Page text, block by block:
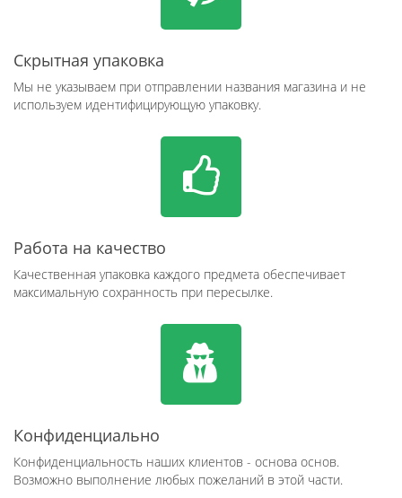
Скрытная упаковка
Мы не указываем при отправлении названия магазина и не
используем идентифицирующую упаковку.
Работа на качество
Качественная упаковка каждого предмета обеспечивает
максимальную сохранность при пересылке.
Конфиденциально
Конфиденциальность наших клиентов - основа основ.
Возможно выполнение любых пожеланий в этой части.